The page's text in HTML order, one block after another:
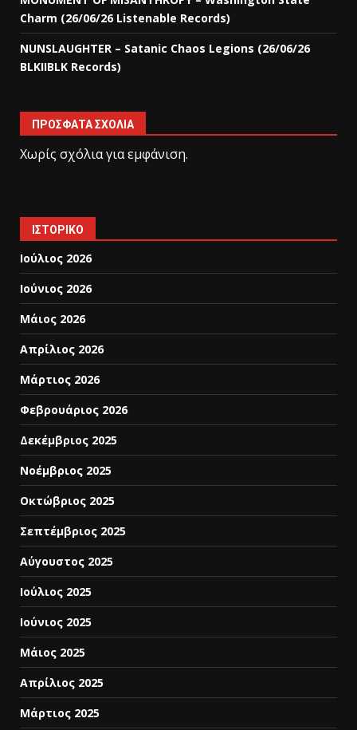
Charm (26/06/26 Listenable Records)
NUNSLAUGHTER – Satanic Chaos Legions (26/06/26
BLKIIBLK Records)
ΠΡΌΣΦΑΤΑ ΣΧΌΛΙΑ
Χωρίς σχόλια για εμφάνιση.
ΙΣΤΟΡΙΚΌ
Ιούλιος 2026
Ιούνιος 2026
Μάιος 2026
Απρίλιος 2026
Μάρτιος 2026
Φεβρουάριος 2026
Δεκέμβριος 2025
Νοέμβριος 2025
Οκτώβριος 2025
Σεπτέμβριος 2025
Αύγουστος 2025
Ιούλιος 2025
Ιούνιος 2025
Μάιος 2025
Απρίλιος 2025
Μάρτιος 2025